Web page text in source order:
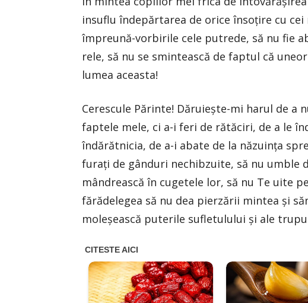
insuflu îndepărtarea de orice însoţire cu
împreună-vorbirile cele putrede, să nu fie
rele, să nu se smintească de faptul că
lumea aceasta!
Cerescule Părinte! Dăruieşte-mi harul de a
faptele mele, ci a-i feri de rătăciri, de a le
îndărătnicia, de a-i abate de la năzuinţa
furaţi de gânduri nechibzuite, să nu umble
mândrească în cugetele lor, să nu Te uite
fărădelegea să nu dea pierzării mintea şi
moleşească puterile sufletulului şi ale